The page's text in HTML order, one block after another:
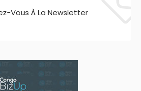
Vous À La Newsletter